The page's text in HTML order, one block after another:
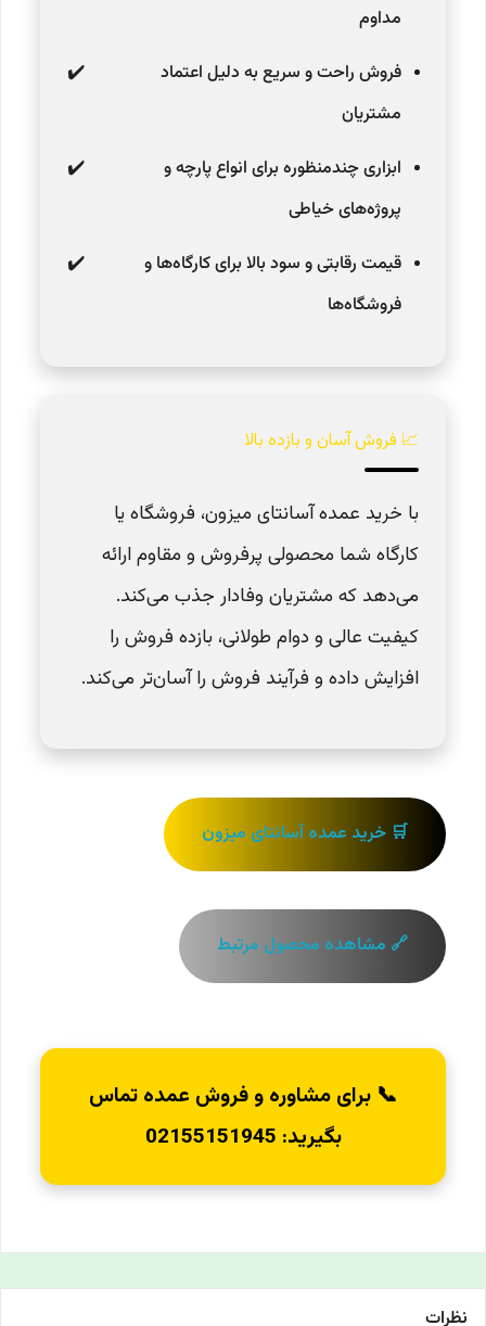
مداوم
فروش راحت و سریع به دلیل اعتماد
مشتریان
ابزاری چندمنظوره برای انواع پارچه و
پروژه‌های خیاطی
قیمت رقابتی و سود بالا برای کارگاه‌ها و
فروشگاه‌ها
📈 فروش آسان و بازده بالا
با خرید عمده آسانتای میزون، فروشگاه یا
کارگاه شما محصولی پرفروش و مقاوم ارائه
می‌دهد که مشتریان وفادار جذب می‌کند.
کیفیت عالی و دوام طولانی، بازده فروش را
افزایش داده و فرآیند فروش را آسان‌تر می‌کند.
🛒 خرید عمده آسانتای میزون
🔗 مشاهده محصول مرتبط
📞 برای مشاوره و فروش عمده تماس
بگیرید: 02155151945
نظرات